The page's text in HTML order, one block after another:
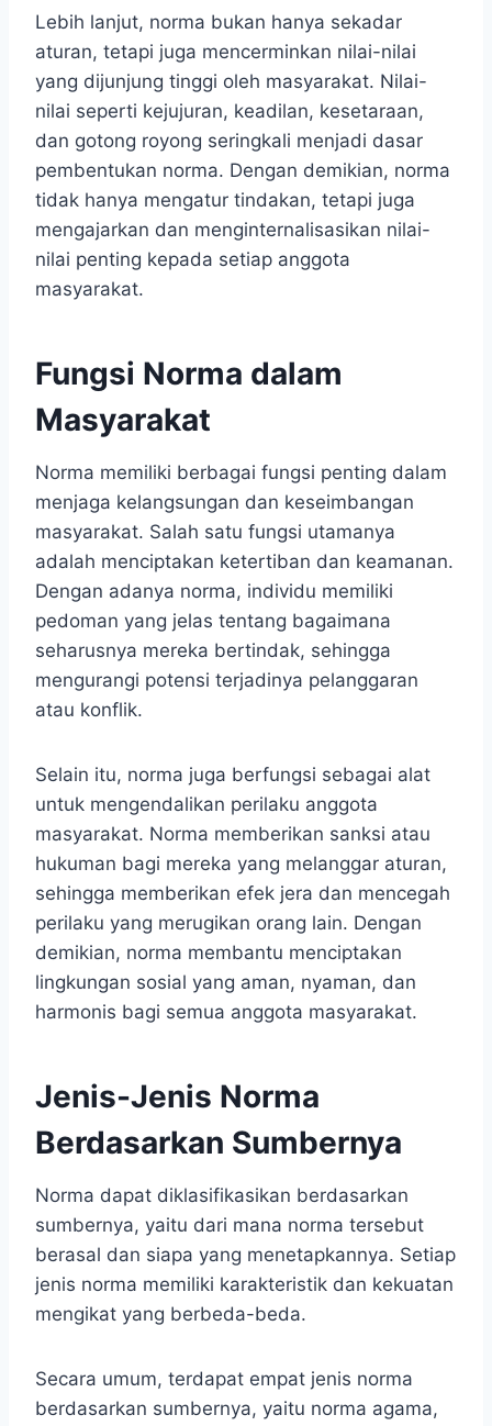
Lebih lanjut, norma bukan hanya sekadar
aturan, tetapi juga mencerminkan nilai-nilai
yang dijunjung tinggi oleh masyarakat. Nilai-
nilai seperti kejujuran, keadilan, kesetaraan,
dan gotong royong seringkali menjadi dasar
pembentukan norma. Dengan demikian, norma
tidak hanya mengatur tindakan, tetapi juga
mengajarkan dan menginternalisasikan nilai-
nilai penting kepada setiap anggota
masyarakat.
Fungsi Norma dalam
Masyarakat
Norma memiliki berbagai fungsi penting dalam
menjaga kelangsungan dan keseimbangan
masyarakat. Salah satu fungsi utamanya
adalah menciptakan ketertiban dan keamanan.
Dengan adanya norma, individu memiliki
pedoman yang jelas tentang bagaimana
seharusnya mereka bertindak, sehingga
mengurangi potensi terjadinya pelanggaran
atau konflik.
Selain itu, norma juga berfungsi sebagai alat
untuk mengendalikan perilaku anggota
masyarakat. Norma memberikan sanksi atau
hukuman bagi mereka yang melanggar aturan,
sehingga memberikan efek jera dan mencegah
perilaku yang merugikan orang lain. Dengan
demikian, norma membantu menciptakan
lingkungan sosial yang aman, nyaman, dan
harmonis bagi semua anggota masyarakat.
Jenis-Jenis Norma
Berdasarkan Sumbernya
Norma dapat diklasifikasikan berdasarkan
sumbernya, yaitu dari mana norma tersebut
berasal dan siapa yang menetapkannya. Setiap
jenis norma memiliki karakteristik dan kekuatan
mengikat yang berbeda-beda.
Secara umum, terdapat empat jenis norma
berdasarkan sumbernya, yaitu norma agama,